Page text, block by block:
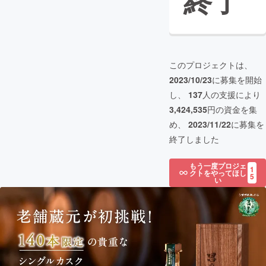
このプロジェクトは、
2023/10/23に募集を開始
し、 137人の支援により
3,424,535円の資金を集
め、 2023/11/22に募集を
終了しました
もう一度プロジェ
クトをやってほし
い
1
5